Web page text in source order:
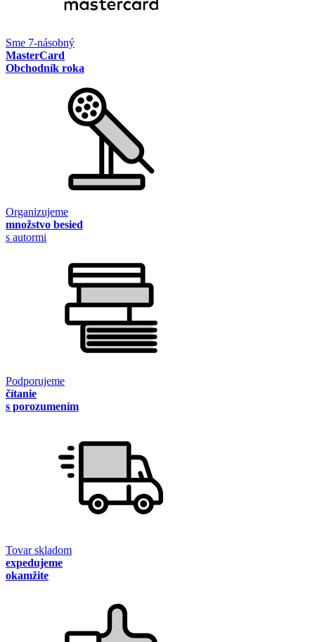
Sme 7-násobný
MasterCard
Obchodník roka
Organizujeme
množstvo besied
s autormi
Podporujeme
čítanie
s porozumením
Tovar skladom
expedujeme
okamžite